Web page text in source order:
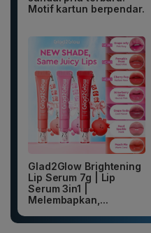
Motif kartun berpendar.
Glad2Glow Brightening
Lip Serum 7g | Lip
Serum 3in1 |
Melembapkan,...